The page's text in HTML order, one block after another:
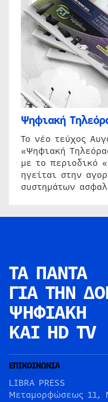
Ψηφιακή
Το νέο τεύχος
«Ψηφιακή
με το περιοδικό
ηγείται στην
συστημάτων
ΤΑ ΠΑΝΤΑ
ΓΙΑ ΤΗΝ
ΨΗΦΙΑΚΗ
ΚΑΙ HD TV
ΕΠΙΚΟΙΝΩΝΙΑ
LIBRA PRESS
Μεταμορφώσεως 11,